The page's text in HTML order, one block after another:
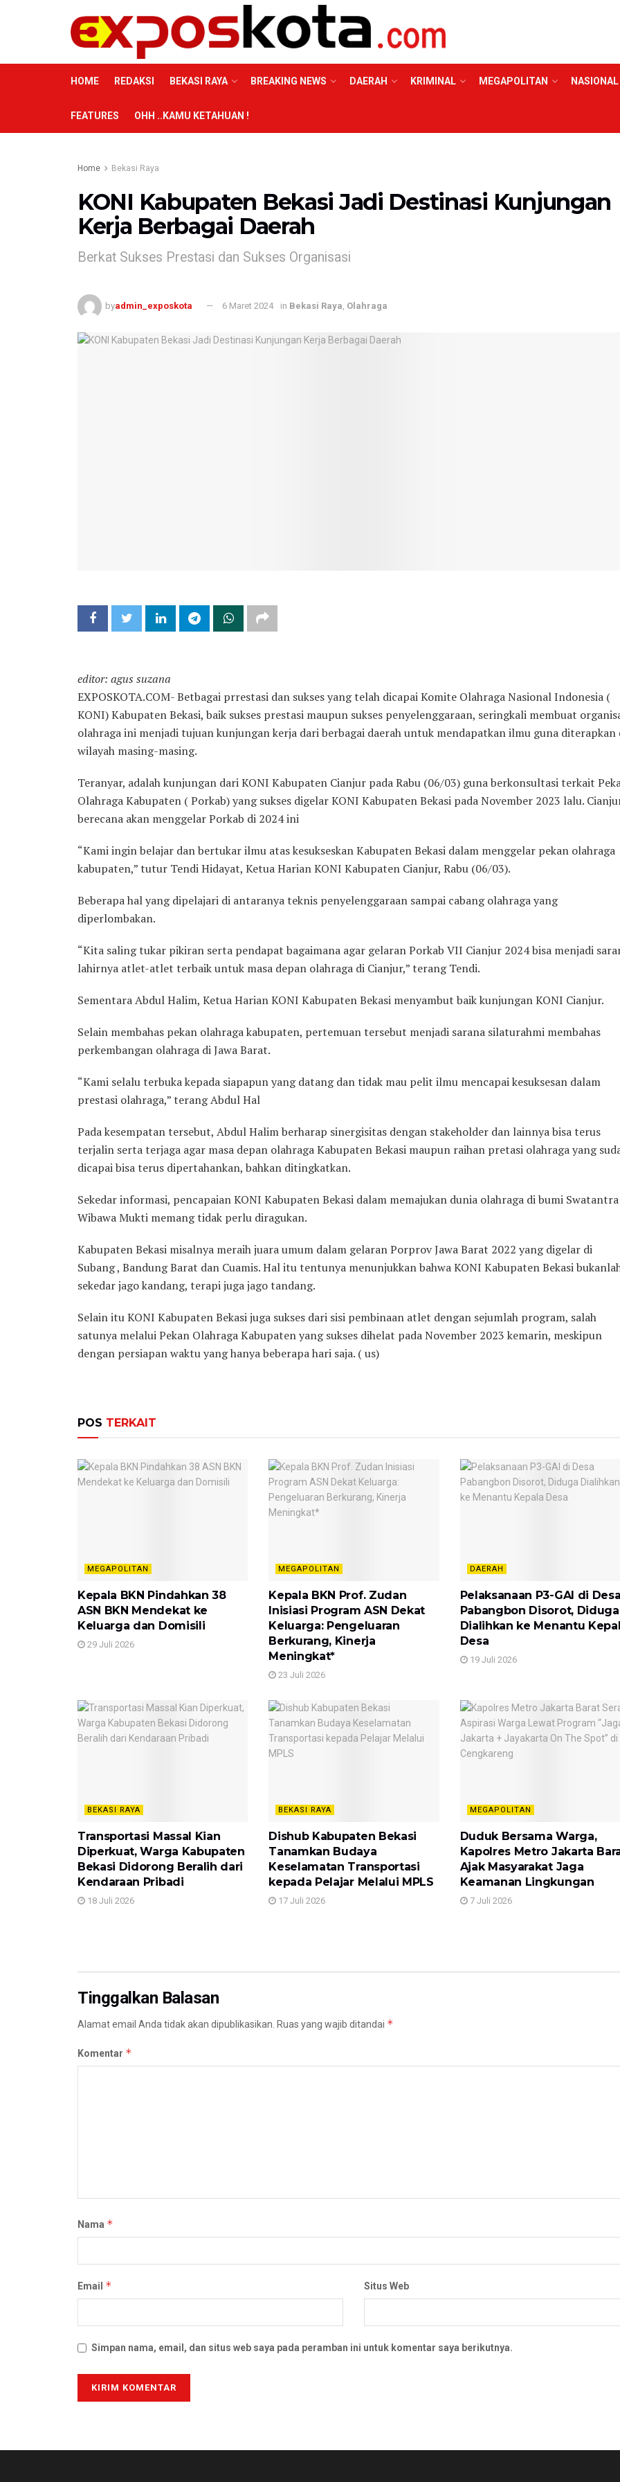
HOME REDAKSI BEKASI RAYA BREAKING NEWS DAERAH KRIMINAL MEGAPOLITAN NASIONAL
FEATURES OHH ..KAMU KETAHUAN !
Home Bekasi Raya
KONI Kabupaten Bekasi Jadi Destinasi Kunjungan
Kerja Berbagai Daerah
Berkat Sukses Prestasi dan Sukses Organisasi
byadmin_exposkota 6 Maret 2024 in Bekasi Raya, Olahraga
editor: agus suzana
EXPOSKOTA.COM- Betbagai prrestasi dan sukses yang telah dicapai Komite Olahraga Nasional Indonesia (
KONI) Kabupaten Bekasi, baik sukses prestasi maupun sukses penyelenggaraan, seringkali membuat
olahraga ini menjadi tujuan kunjungan kerja dari berbagai daerah untuk mendapatkan ilmu guna diterapkan
wilayah masing-masing.
Teranyar, adalah kunjungan dari KONI Kabupaten Cianjur pada Rabu (06/03) guna berkonsultasi terkait
Olahraga Kabupaten ( Porkab) yang sukses digelar KONI Kabupaten Bekasi pada November 2023 lalu.
berecana akan menggelar Porkab di 2024 ini
“Kami ingin belajar dan bertukar ilmu atas kesukseskan Kabupaten Bekasi dalam menggelar pekan olahraga
kabupaten,” tutur Tendi Hidayat, Ketua Harian KONI Kabupaten Cianjur, Rabu (06/03).
Beberapa hal yang dipelajari di antaranya teknis penyelenggaraan sampai cabang olahraga yang
diperlombakan.
“Kita saling tukar pikiran serta pendapat bagaimana agar gelaran Porkab VII Cianjur 2024 bisa menjadi
lahirnya atlet-atlet terbaik untuk masa depan olahraga di Cianjur,” terang Tendi.
Sementara Abdul Halim, Ketua Harian KONI Kabupaten Bekasi menyambut baik kunjungan KONI Cianjur.
Selain membahas pekan olahraga kabupaten, pertemuan tersebut menjadi sarana silaturahmi membahas
perkembangan olahraga di Jawa Barat.
“Kami selalu terbuka kepada siapapun yang datang dan tidak mau pelit ilmu mencapai kesuksesan dalam
prestasi olahraga,” terang Abdul Hal
Pada kesempatan tersebut, Abdul Halim berharap sinergisitas dengan stakeholder dan lainnya bisa terus
terjalin serta terjaga agar masa depan olahraga Kabupaten Bekasi maupun raihan pretasi olahraga yang
dicapai bisa terus dipertahankan, bahkan ditingkatkan.
Sekedar informasi, pencapaian KONI Kabupaten Bekasi dalam memajukan dunia olahraga di bumi Swatantra
Wibawa Mukti memang tidak perlu diragukan.
Kabupaten Bekasi misalnya meraih juara umum dalam gelaran Porprov Jawa Barat 2022 yang digelar di
Subang , Bandung Barat dan Cuamis. Hal itu tentunya menunjukkan bahwa KONI Kabupaten Bekasi
sekedar jago kandang, terapi juga jago tandang.
Selain itu KONI Kabupaten Bekasi juga sukses dari sisi pembinaan atlet dengan sejumlah program, salah
satunya melalui Pekan Olahraga Kabupaten yang sukses dihelat pada November 2023 kemarin, meskipun
dengan persiapan waktu yang hanya beberapa hari saja. ( us)
POS TERKAIT
MEGAPOLITAN
Kepala BKN Pindahkan 38
ASN BKN Mendekat ke
Keluarga dan Domisili
29 Juli 2026
MEGAPOLITAN
Kepala BKN Prof. Zudan
Inisiasi Program ASN Dekat
Keluarga: Pengeluaran
Berkurang, Kinerja
Meningkat*
23 Juli 2026
DAERAH
Pelaksanaan P3-GAI di Desa
Pabangbon Disorot, Diduga
Dialihkan ke Menantu
Desa
19 Juli 2026
BEKASI RAYA
Transportasi Massal Kian
Diperkuat, Warga Kabupaten
Bekasi Didorong Beralih dari
Kendaraan Pribadi
18 Juli 2026
BEKASI RAYA
Dishub Kabupaten Bekasi
Tanamkan Budaya
Keselamatan Transportasi
kepada Pelajar Melalui MPLS
17 Juli 2026
MEGAPOLITAN
Duduk Bersama Warga,
Kapolres Metro Jakarta
Ajak Masyarakat Jaga
Keamanan Lingkungan
7 Juli 2026
Tinggalkan Balasan
Alamat email Anda tidak akan dipublikasikan. Ruas yang wajib ditandai *
Komentar *
Nama *
Email * Situs Web
Simpan nama, email, dan situs web saya pada peramban ini untuk komentar saya berikutnya.